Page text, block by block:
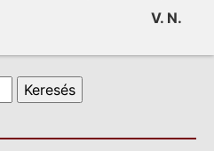
V. N.